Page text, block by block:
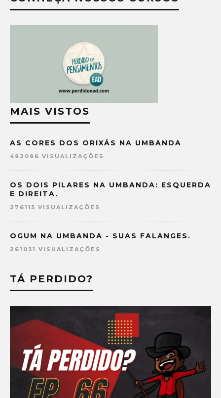
MAIS VISTOS
AS CORES DOS ORIXÁS NA UMBANDA
492096 VISUALIZAÇÕES
OS DOIS PILARES NA UMBANDA: ESQUERDA
E DIREITA.
276115 VISUALIZAÇÕES
OGUM NA UMBANDA - SUAS FALANGES.
261031 VISUALIZAÇÕES
TÁ PERDIDO?